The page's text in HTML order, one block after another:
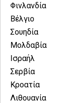
Φινλανδία
Βέλγιο
Σουηδία
Μολδαβία
Ισραήλ
Σερβία
Κροατία
Λιθουανία